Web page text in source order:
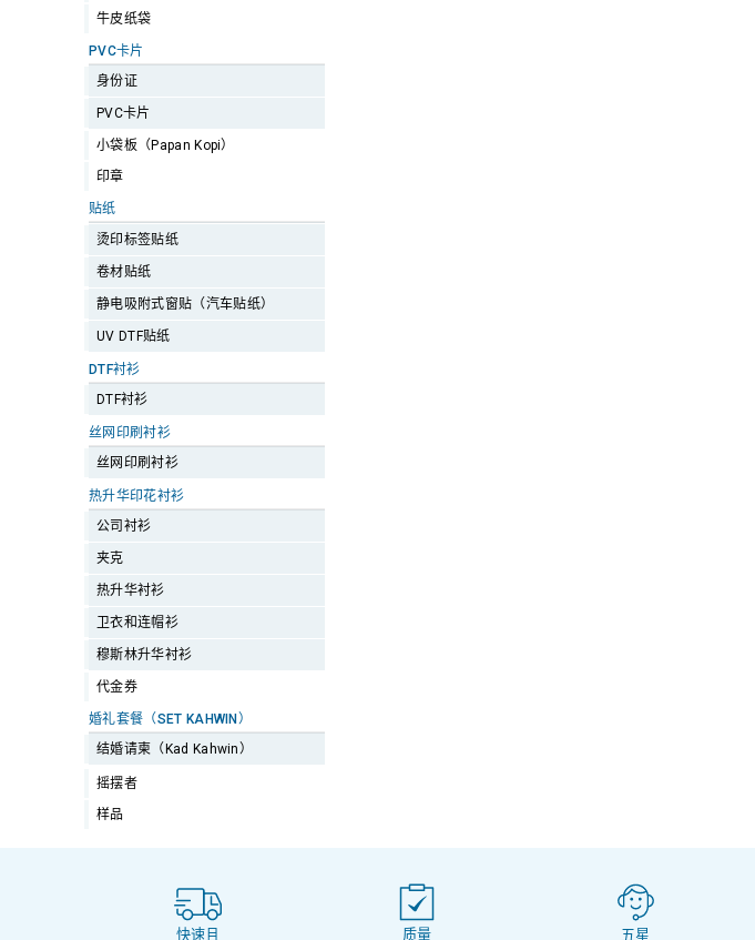
牛皮纸袋
PVC卡片
身份证
PVC卡片
小袋板（Papan Kopi）
印章
贴纸
烫印标签贴纸
卷材贴纸
静电吸附式窗贴（汽车贴纸）
UV DTF贴纸
DTF衬衫
DTF衬衫
丝网印刷衬衫
丝网印刷衬衫
热升华印花衬衫
公司衬衫
夹克
热升华衬衫
卫衣和连帽衫
穆斯林升华衬衫
代金券
婚礼套餐（SET KAHWIN）
结婚请柬（Kad Kahwin）
摇摆者
样品
快速且
质量
五星